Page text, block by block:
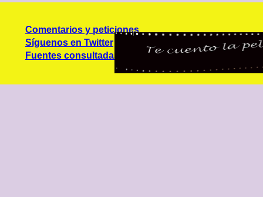
Comentarios y peticiones
Síguenos en Twitter
Fuentes consultadas